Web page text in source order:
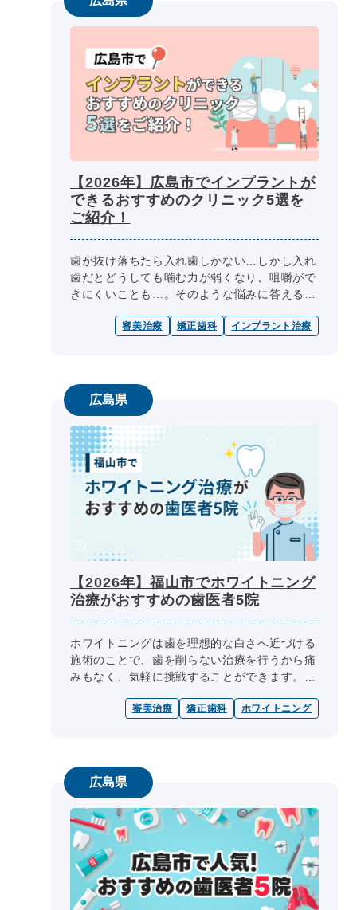
【2026年】広島市でインプラントが
できるおすすめのクリニック5選を
ご紹介！
歯が抜け落ちたら入れ歯しかない…しかし入れ
歯だとどうしても噛む力が弱くなり、咀嚼がで
きにくいことも…。そのような悩みに答える歯
り付けるインプラント歯科治療です...
審美治療 矯正歯科 インプラント治療
広島県
【2026年】福山市でホワイトニング
治療がおすすめの歯医者5院
ホワイトニングは歯を理想的な白さへ近づける
施術のことで、歯を削らない治療を行うから痛
みもなく、気軽に挑戦することができます。
歯の内部まで変色している人や元...
審美治療 矯正歯科 ホワイトニング
広島県